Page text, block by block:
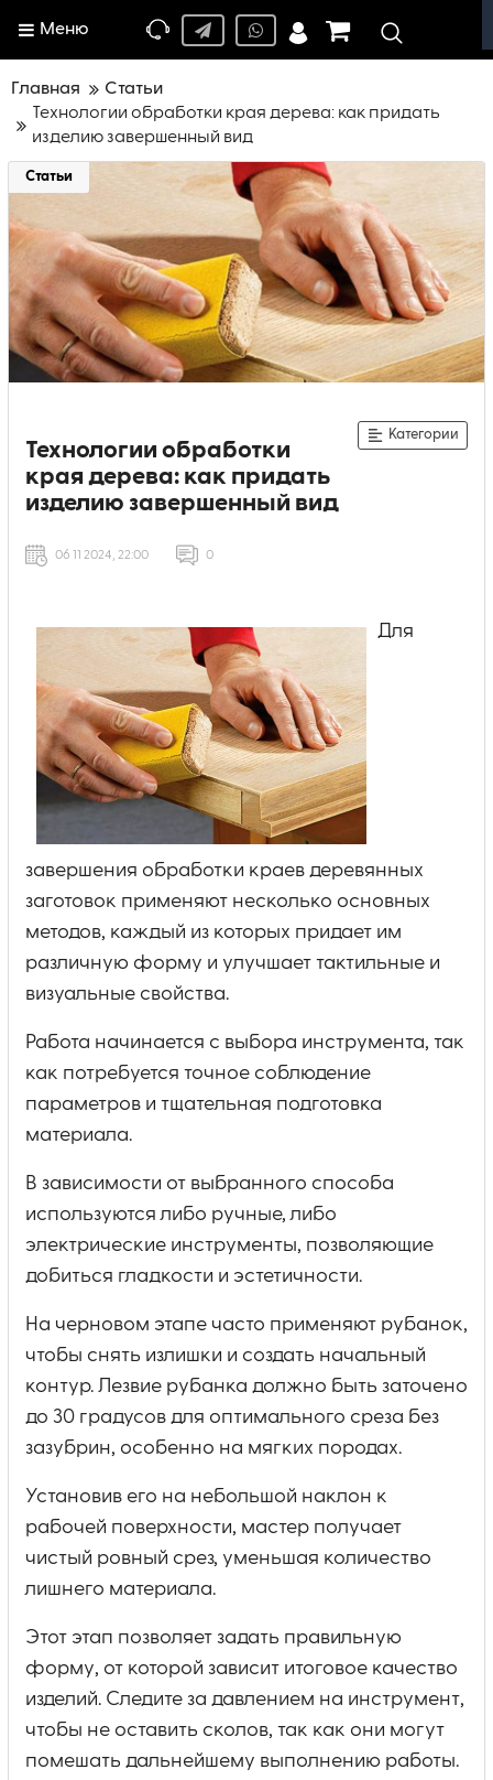
Меню
Главная
Статьи
Технологии обработки края дерева: как придать
изделию завершенный вид
Статьи
Технологии обработки
края дерева: как придать
изделию завершенный вид
Категории
06 11 2024, 22:00 0
Для
завершения обработки краев деревянных
заготовок применяют несколько основных
методов, каждый из которых придает им
различную форму и улучшает тактильные и
визуальные свойства.
Работа начинается с выбора инструмента, так
как потребуется точное соблюдение
параметров и тщательная подготовка
материала.
В зависимости от выбранного способа
используются либо ручные, либо
электрические инструменты, позволяющие
добиться гладкости и эстетичности.
На черновом этапе часто применяют рубанок,
чтобы снять излишки и создать начальный
контур. Лезвие рубанка должно быть заточено
до 30 градусов для оптимального среза без
зазубрин, особенно на мягких породах.
Установив его на небольшой наклон к
рабочей поверхности, мастер получает
чистый ровный срез, уменьшая количество
лишнего материала.
Этот этап позволяет задать правильную
форму, от которой зависит итоговое качество
изделий. Следите за давлением на инструмент,
чтобы не оставить сколов, так как они могут
помешать дальнейшему выполнению работы.